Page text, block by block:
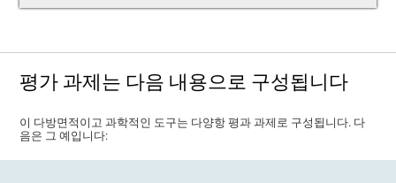
평가 과제는 다음 내용으로 구성됩니다
이 다방면적이고 과학적인 도구는 다양항 평과 과제로 구성됩니다. 다
음은 그 예입니다: